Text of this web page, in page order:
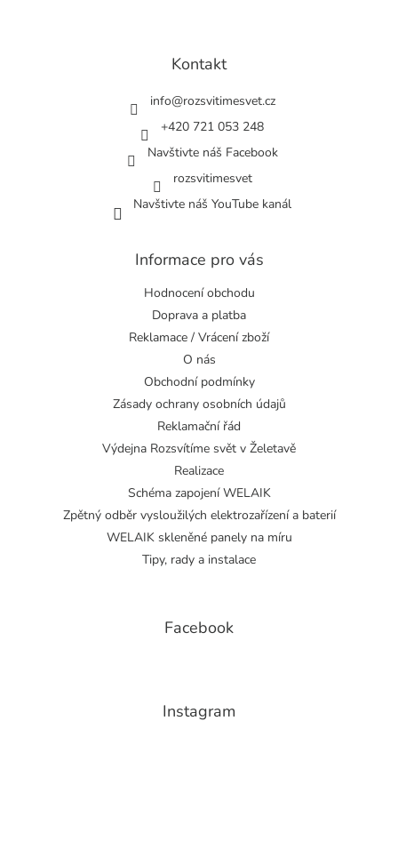
Kontakt
info@rozsvitimesvet.cz
+420 721 053 248
Navštivte náš Facebook
rozsvitimesvet
Navštivte náš YouTube kanál
Informace pro vás
Hodnocení obchodu
Doprava a platba
Reklamace / Vrácení zboží
O nás
Obchodní podmínky
Zásady ochrany osobních údajů
Reklamační řád
Výdejna Rozsvítíme svět v Želetavě
Realizace
Schéma zapojení WELAIK
Zpětný odběr vysloužilých elektrozařízení a baterií
WELAIK skleněné panely na míru
Tipy, rady a instalace
Facebook
Instagram